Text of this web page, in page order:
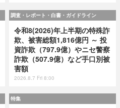
調査・レポート・白書・ガイドライン
令和8(2026)年上半期の特殊詐
欺、被害総額1,816億円 ～ 投
資詐欺（797.9億）やニセ警察
詐欺（507.9億）など手口別被
害額
2026.8.7 Fri 8:00
特集